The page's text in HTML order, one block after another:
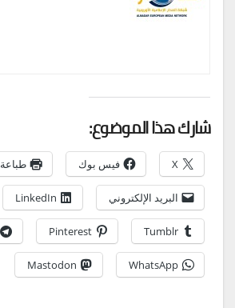
شارك هذا الموضوع:
X فيس بوك طباعة
البريد الإلكتروني LinkedIn
Tumblr
Pinterest
WhatsApp
Mastodon